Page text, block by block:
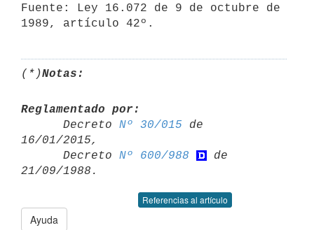
Fuente: Ley 16.072 de 9 de octubre de
1989, artículo 42º.
(*)Notas:
Reglamentado por:
Decreto Nº 30/015 de
16/01/2015,
      Decreto
Nº 600/988
de
Referencias al artículo
Ayuda